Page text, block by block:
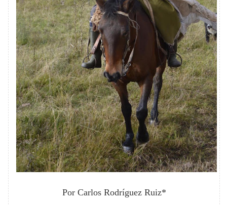
Por Carlos Rodríguez Ruiz*